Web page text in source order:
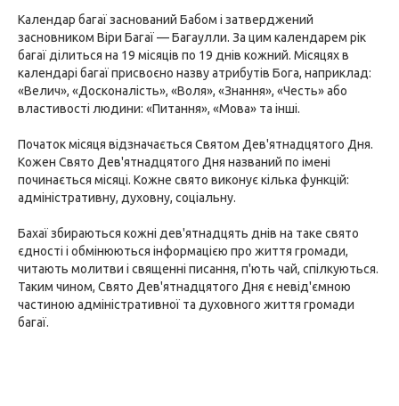
Календар багаї заснований Бабом і затверджений
засновником Віри Багаї — Багаулли. За цим календарем рік
багаї ділиться на 19 місяців по 19 днів кожний. Місяцях в
календарі багаї присвоєно назву атрибутів Бога, наприклад:
«Велич», «Досконалість», «Воля», «Знання», «Честь» або
властивості людини: «Питання», «Мова» та інші.
Початок місяця відзначається Святом Дев'ятнадцятого Дня.
Кожен Свято Дев'ятнадцятого Дня названий по імені
починається місяці. Кожне свято виконує кілька функцій:
адміністративну, духовну, соціальну.
Бахаї збираються кожні дев'ятнадцять днів на таке свято
єдності і обмінюються інформацією про життя громади,
читають молитви і священні писання, п'ють чай, спілкуються.
Таким чином, Свято Дев'ятнадцятого Дня є невід'ємною
частиною адміністративної та духовного життя громади
багаї.